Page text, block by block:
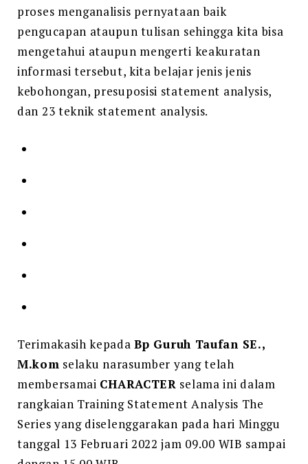
proses menganalisis pernyataan baik
pengucapan ataupun tulisan sehingga kita bisa
mengetahui ataupun mengerti keakuratan
informasi tersebut, kita belajar jenis jenis
kebohongan, presuposisi statement analysis,
dan 23 teknik statement analysis.
Terimakasih kepadaBp Guruh Taufan SE.,
M.kom selaku narasumber yang telah
membersamai CHARACTER selama ini dalam
rangkaian Training Statement Analysis The
Series yang diselenggarakan pada hari Minggu
tanggal 13 Februari 2022 jam 09.00 WIB sampai